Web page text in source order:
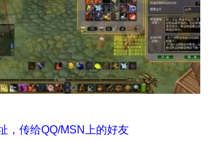
，传给QQ/MSN上的好友